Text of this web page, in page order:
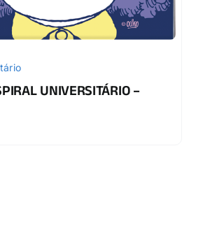
UNIVERSITÁRIO –